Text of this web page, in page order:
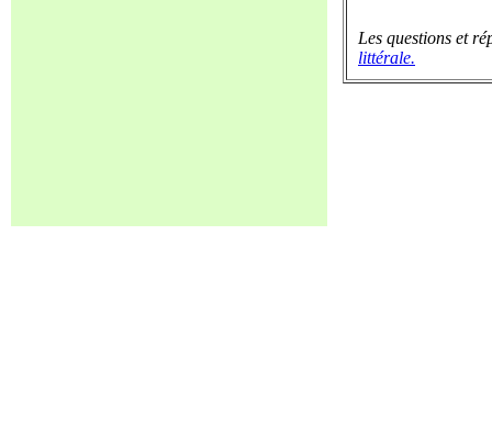
Les questions et
littérale.